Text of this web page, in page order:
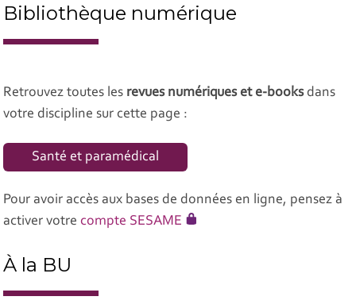
Bibliothèque numérique
Retrouvez toutes les revues numériques et e-books dans
votre discipline sur cette page :
Santé et paramédical
Pour avoir accès aux bases de données en ligne, pensez à
activer votrecompte SESAME
À la BU